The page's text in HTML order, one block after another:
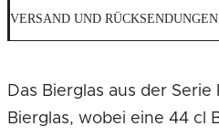
VERSAND UND RÜCKSENDUNGEN
Das Bierglas aus der
Bierglas, wobei eine 44 cl